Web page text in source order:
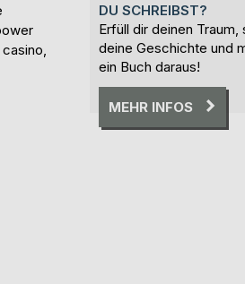
DU SCHREIBST?
Erfüll dir deinen Traum,
deine Geschichte und
ein Buch daraus!
MEHR INFOS